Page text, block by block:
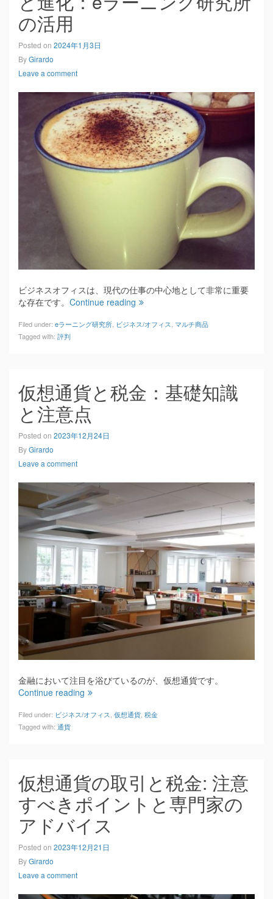
の活用
Posted on 2024年1月3日
ByGirardo
Leave a comment
ビジネスオフィスは、現代の仕事の中心地として非常に重要
な存在です。 Continue reading
Filed under: eラーニング研究所 ビジネス/オフィス マルチ商品
Tagged with: 評判
仮想通貨と税金：基礎知識
と注意点
Posted on 2023年12月24日
ByGirardo
Leave a comment
金融において注目を浴びているのが、仮想通貨です。
Continue reading
Filed under: ビジネス/オフィス 仮想通貨 税金
Tagged with: 通貨
仮想通貨の取引と税金: 注意
すべきポイントと専門家の
アドバイス
Posted on 2023年12月21日
ByGirardo
Leave a comment